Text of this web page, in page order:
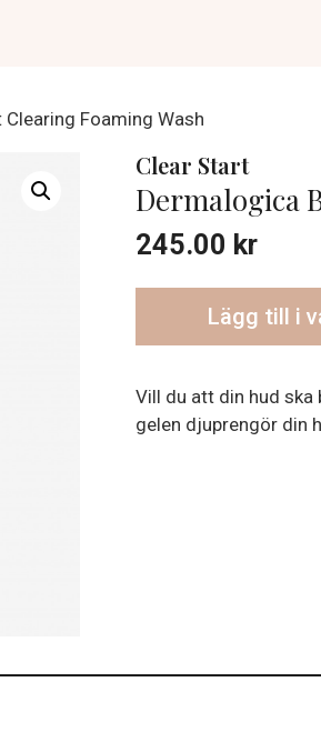
Foaming Wash
Clear Start
Dermalogica
245.00 kr
Lägg till i
Vill du att din hud
gelen djuprengör din